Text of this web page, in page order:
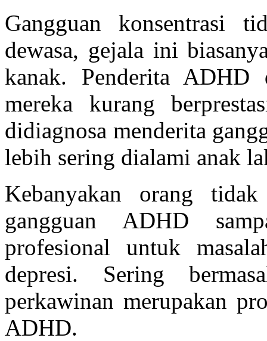
Gangguan konsentrasi
dewasa, gejala ini
kanak. Penderita ADHD
mereka kurang
didiagnosa menderita
lebih sering dialami anak
Kebanyakan orang
gangguan ADHD
profesional untuk
depresi. Sering
perkawinan merupakan
ADHD.